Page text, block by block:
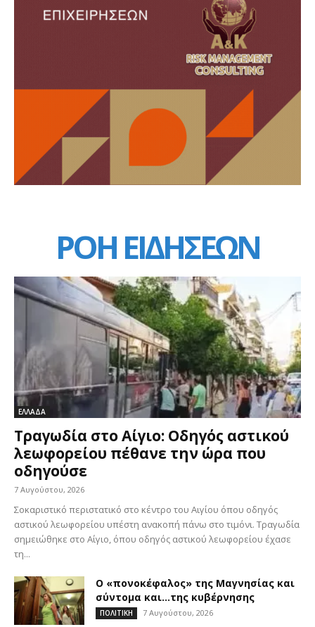
ΡΟΗ ΕΙΔΗΣΕΩΝ
ΕΛΛΑΔΑ
Τραγωδία στο Αίγιο: Οδηγός αστικού
λεωφορείου πέθανε την ώρα που
οδηγούσε
7 Αυγούστου, 2026
Σοκαριστικό περιστατικό στο κέντρο του Αιγίου όπου οδηγός
αστικού λεωφορείου υπέστη ανακοπή πάνω στο τιμόνι. Τραγωδία
σημειώθηκε στο Αίγιο, όπου οδηγός αστικού λεωφορείου έχασε
τη...
Ο «πονοκέφαλος» της Μαγνησίας και
σύντομα και…της κυβέρνησης
ΠΟΛΙΤΙΚΗ 7 Αυγούστου, 2026